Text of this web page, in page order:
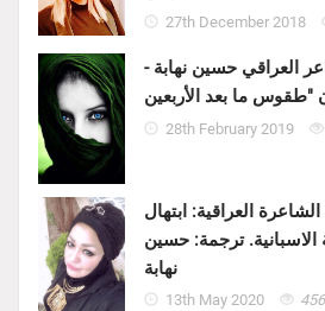
27th December 2018
العراقي حسين نهابة -
28th February 2019
العراقية: ابتهال
الاسبانية. ترجمة: حسين
نهابة
13th May 2020